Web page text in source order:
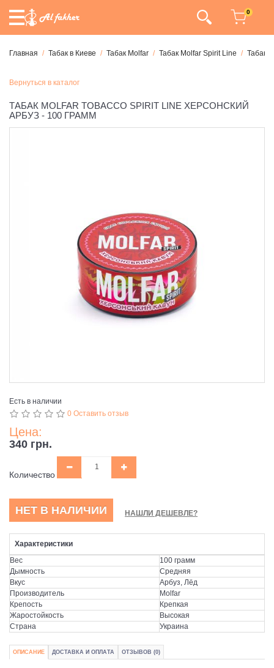
0
Главная Табак в Киеве Табак Molfar Табак Molfar Spirit Line Табак
Вернуться в каталог
ТАБАК MOLFAR TOBACCO SPIRIT LINE ХЕРСОНСКИЙ
АРБУЗ - 100 ГРАММ
Есть в наличии
0 Оставить отзыв
Цена:
340 грн.
Количество
НЕТ В НАЛИЧИИ НАШЛИ ДЕШЕВЛЕ?
Характеристики
Вес
100 грамм
Дымность
Средняя
Вкус
Арбуз, Лёд
Производитель
Molfar
Крепость
Крепкая
Жаростойкость
Высокая
Страна
Украина
ОПИСАНИЕ ДОСТАВКА И ОПЛАТА ОТЗЫВОВ (0)